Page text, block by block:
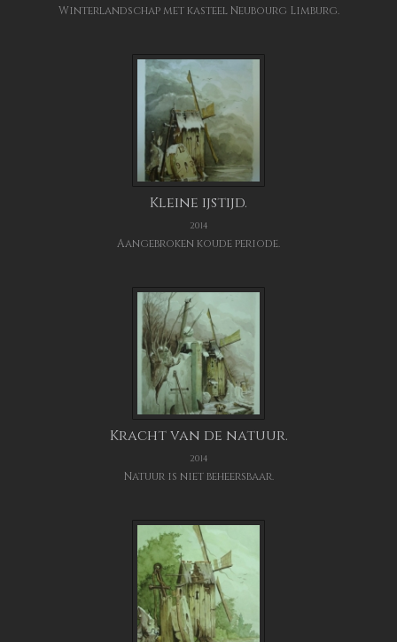
Winterlandschap met kasteel Neubourg Limburg.
Kleine ijstijd.
2014
Aangebroken koude periode.
Kracht van de natuur.
2014
Natuur is niet beheersbaar.